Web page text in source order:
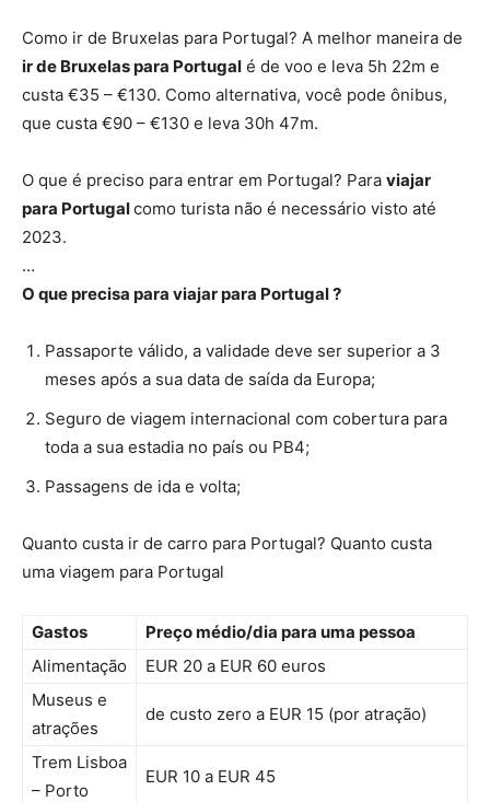
Como ir de Bruxelas para Portugal? A melhor maneira de
ir de Bruxelas para Portugal é de voo e leva 5h 22m e
custa €35 – €130. Como alternativa, você pode ônibus,
que custa €90 – €130 e leva 30h 47m.
O que é preciso para entrar em Portugal? Para viajar
para Portugalcomo turista não é necessário visto até
2023.
…
O que precisa para viajar para Portugal?
Passaporte válido, a validade deve ser superior a 3
meses após a sua data de saída da Europa;
Seguro de viagem internacional com cobertura para
toda a sua estadia no país ou PB4;
Passagens de ida e volta;
Quanto custa ir de carro para Portugal? Quanto custa
uma viagem para Portugal
Gastos Preçomédio/dia para uma pessoa
Alimentação
EUR 20 a EUR 60 euros
Museus e
atrações
de custo zero a EUR 15 (por atração)
Trem Lisboa
– Porto
EUR 10 a EUR 45